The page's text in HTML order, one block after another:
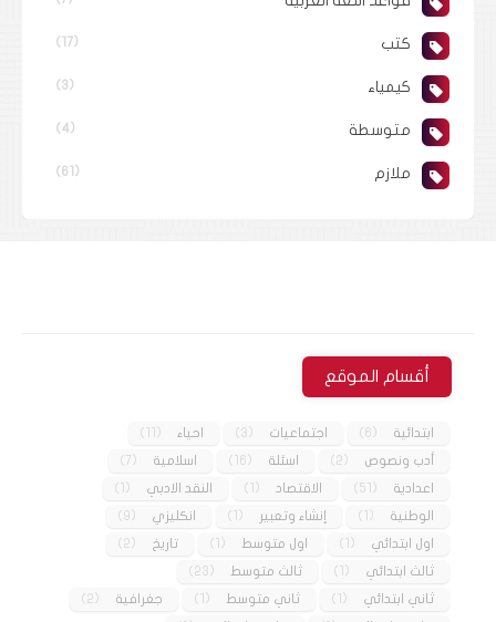
كتب (17)
كيمياء (3)
متوسطة (4)
ملازم (61)
أقسام الموقع
ابتدائية (6) اجتماعيات (3) احياء (11)
أدب ونصوص (2) اسئلة (16) اسلامية (7)
اعدادية (51) الاقتصاد (1) النقد الادبي (1)
الوطنية (1) إنشاء وتعبير (1) انكليزي (9)
اول ابتدائي (1) اول متوسط (1) تاريخ (2)
ثالث ابتدائي (1) ثالث متوسط (23)
ثاني ابتدائي (1) ثاني متوسط (1) جغرافية (2)